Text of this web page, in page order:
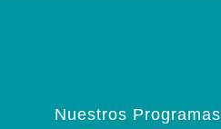
Nuestros Programas